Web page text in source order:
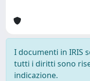
I documenti in IRIS
tutti i diritti sono
indicazione.